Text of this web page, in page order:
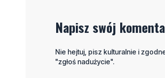
Napisz swój
Nie hejtuj, pisz kulturalnie i
"zgłoś nadużycie".